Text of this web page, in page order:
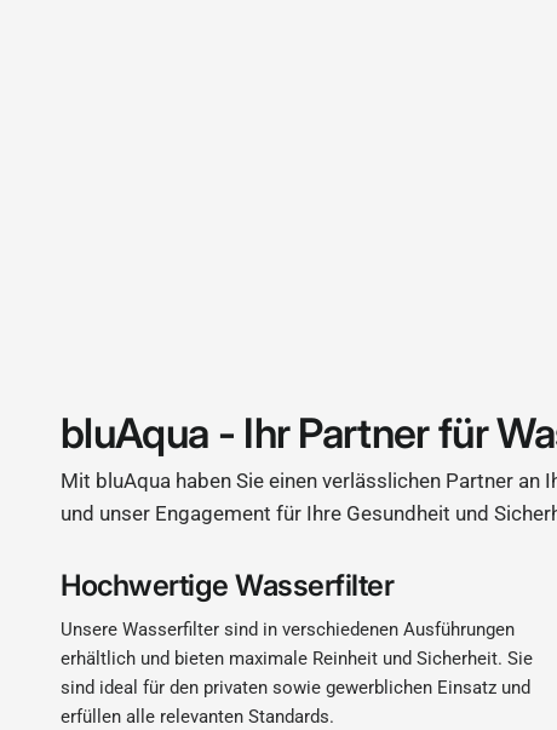
bluAqua - Ihr Partner für
Mit bluAqua haben Sie einen verlässlichen Partner an
und unser Engagement für Ihre Gesundheit und
Hochwertige Wasserfilter
Unsere Wasserfilter sind in verschiedenen Ausführungen
erhältlich und bieten maximale Reinheit und Sicherheit. Sie
sind ideal für den privaten sowie gewerblichen Einsatz und
erfüllen alle relevanten Standards.